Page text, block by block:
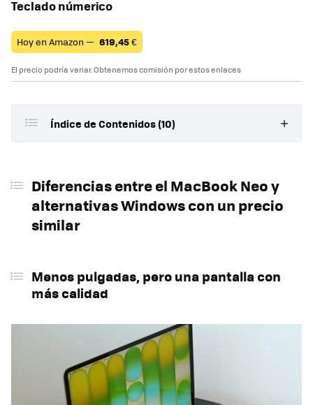
Teclado númerico
Hoy en Amazon — 619,45€
El precio podría variar. Obtenemos comisión por estos enlaces
Índice de Contenidos (10)
Menos pulgadas, pero una pantalla con más
calidad
Las diferencias del hardware, más allá de los
números
La conectividad, el punto débil del MacBook Neo
En resumen: ¿MacBook Neo o portátil Windows de un
precio similar?
Diferencias entre el MacBook Neo y
alternativas Windows con un precio
similar
Menos pulgadas, pero una pantalla con
más calidad